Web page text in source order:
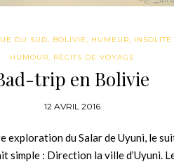
DU SUD, BOLIVIE, HUMEUR,
HUMOUR, RÉCITS DE VOYAGE
trip en Bolivie
12 AVRIL 2016
exploration du Salar de Uyuni, le
simple : Direction la ville d’Uyuni.